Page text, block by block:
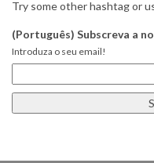
Try some other hashtag or
(Português) Subscreva a
Introduza o seu email!